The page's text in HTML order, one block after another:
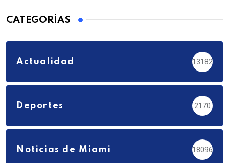
CATEGORÍAS
Actualidad 13182
Deportes 2170
Noticias de Miami 18096